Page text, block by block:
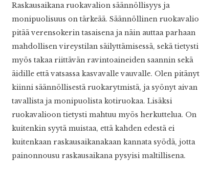
Raskausaikana ruokavalion säännöllisyys ja
monipuolisuus on tärkeää. Säännöllinen ruokavalio
pitää verensokerin tasaisena ja näin auttaa parhaan
mahdollisen vireystilan säilyttämisessä, sekä tietysti
myös takaa riittävän ravintoaineiden saannin sekä
äidille että vatsassa kasvavalle vauvalle. Olen pitänyt
kiinni säännöllisestä ruokarytmistä, ja syönyt aivan
tavallista ja monipuolista kotiruokaa. Lisäksi
ruokavalioon tietysti mahtuu myös herkuttelua. On
kuitenkin syytä muistaa, että kahden edestä ei
kuitenkaan raskausaikanakaan kannata syödä, jotta
painonnousu raskausaikana pysyisi maltillisena.